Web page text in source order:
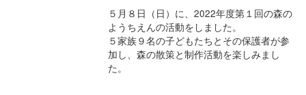
５月８日（日）に、2022年度第１回の森の
ようちえんの活動をしました。
５家族９名の子どもたちとその保護者が参
加し、森の散策と制作活動を楽しみまし
た。